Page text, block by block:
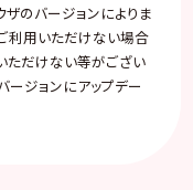
のバージョンによりま
利用いただけない場合
ただけない等がござい
ージョンにアップデー